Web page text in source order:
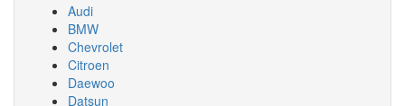
Audi
BMW
Chevrolet
Citroen
Daewoo
Datsun